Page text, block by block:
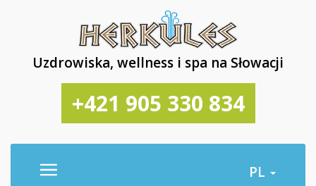
Uzdrowiska, wellness i spa na Słowacji
+421 905 330 834
PL